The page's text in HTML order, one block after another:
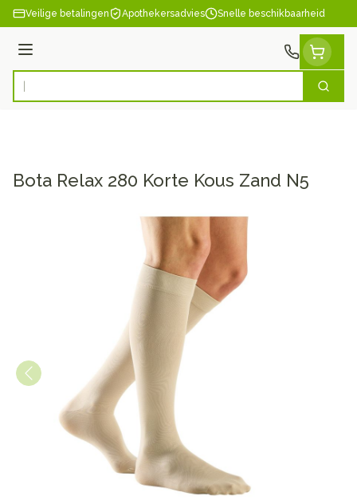
Ga naar de inhoud
Veilige betalingen Apothekersadvies Snelle beschikbaarheid
Menu
Product, merk, categorie... Zoek
Bota Relax 280 Korte Kous Zand N5